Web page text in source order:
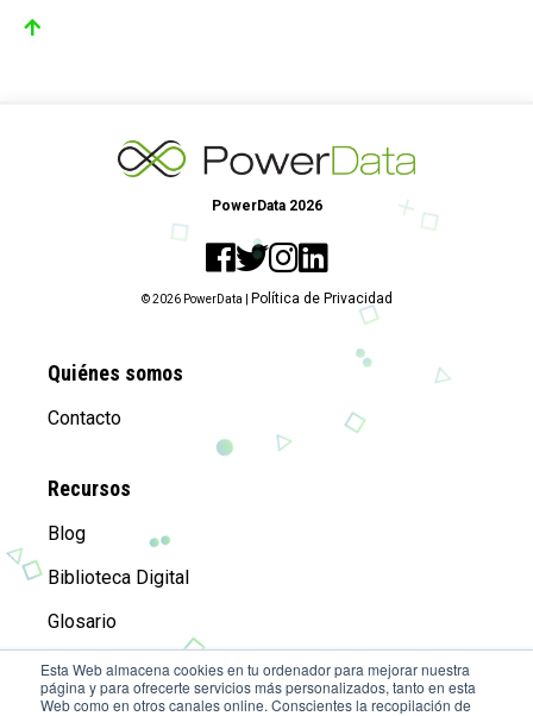
Esta Web almacena cookies en tu ordenador para mejorar nuestra
página y para ofrecerte servicios más personalizados, tanto en esta
Web como en otros canales online. Conscientes la recopilación de
PowerData 2026
© 2026 PowerData | Política de Privacidad
Quiénes somos
Contacto
Recursos
Blog
Biblioteca Digital
Glosario
Compañía